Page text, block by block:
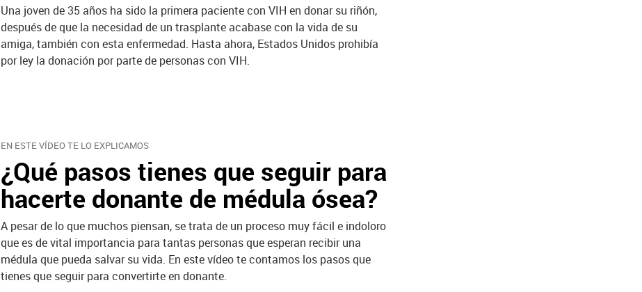
Una joven de 35 años ha sido la primera paciente con VIH en donar su riñón,
después de que la necesidad de un trasplante acabase con la vida de su
amiga, también con esta enfermedad. Hasta ahora, Estados Unidos prohibía
por ley la donación por parte de personas con VIH.
EN ESTE VÍDEO TE LO EXPLICAMOS
¿Qué pasos tienes que seguir para
hacerte donante de médula ósea?
A pesar de lo que muchos piensan, se trata de un proceso muy fácil e indoloro
que es de vital importancia para tantas personas que esperan recibir una
médula que pueda salvar su vida. En este vídeo te contamos los pasos que
tienes que seguir para convertirte en donante.